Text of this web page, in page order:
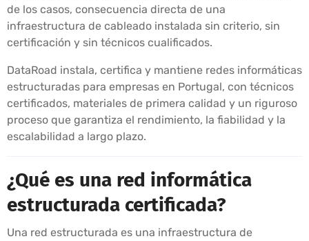
de los casos, consecuencia directa de una
infraestructura de cableado instalada sin criterio, sin
certificación y sin técnicos cualificados.
DataRoad instala, certifica y mantiene redes informáticas
estructuradas para empresas en Portugal, con técnicos
certificados, materiales de primera calidad y un riguroso
proceso que garantiza el rendimiento, la fiabilidad y la
escalabilidad a largo plazo.
¿Qué es una red informática
estructurada certificada?
Una red estructurada es una infraestructura de